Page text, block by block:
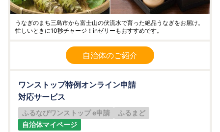
うなぎのまち三島市から富士山の伏流水で育った絶品うなぎをお届け。
忙しいときに10秒チャージ！inゼリーもおすすめです。
自治体のご紹介
ワンストップ特例オンライン申請
対応サービス
ふるなびワンストップ e申請
ふるまど
自治体マイページ